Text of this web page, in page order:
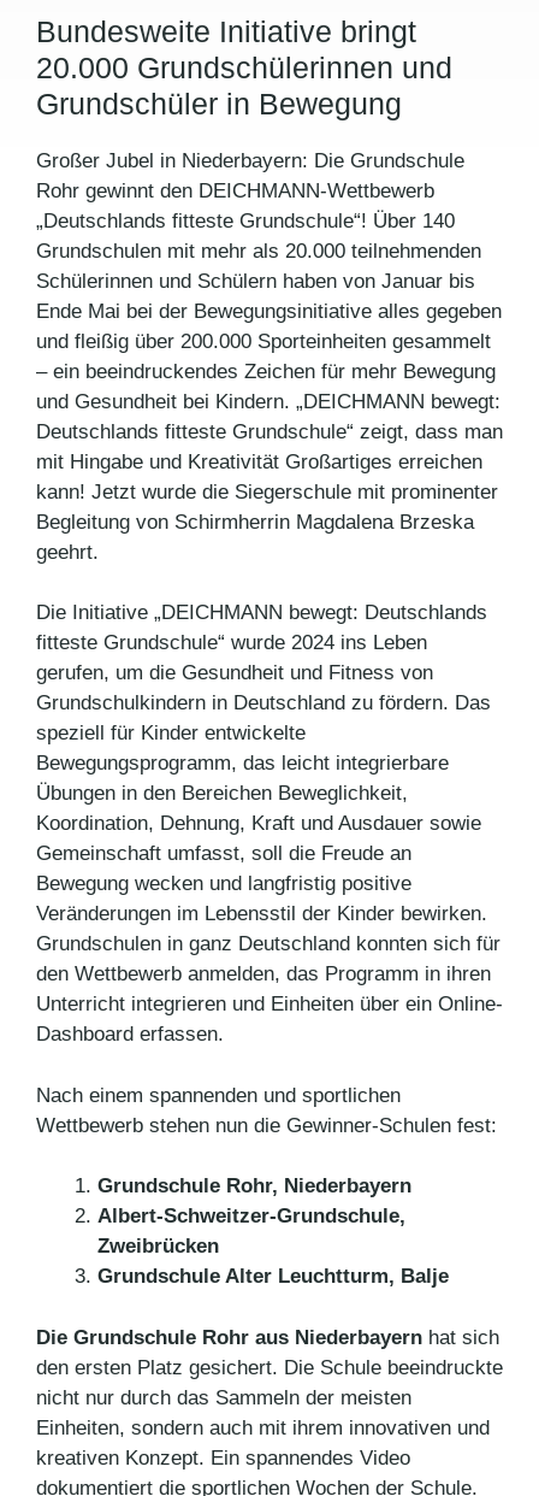
Bundesweite Initiative bringt
20.000 Grundschülerinnen und
Grundschüler in Bewegung
Großer Jubel in Niederbayern: Die Grundschule
Rohr gewinnt den DEICHMANN-Wettbewerb
„Deutschlands fitteste Grundschule“! Über 140
Grundschulen mit mehr als 20.000 teilnehmenden
Schülerinnen und Schülern haben von Januar bis
Ende Mai bei der Bewegungsinitiative alles gegeben
und fleißig über 200.000 Sporteinheiten gesammelt
– ein beeindruckendes Zeichen für mehr Bewegung
und Gesundheit bei Kindern. „DEICHMANN bewegt:
Deutschlands fitteste Grundschule“ zeigt, dass man
mit Hingabe und Kreativität Großartiges erreichen
kann! Jetzt wurde die Siegerschule mit prominenter
Begleitung von Schirmherrin Magdalena Brzeska
geehrt.
Die Initiative „DEICHMANN bewegt: Deutschlands
fitteste Grundschule“ wurde 2024 ins Leben
gerufen, um die Gesundheit und Fitness von
Grundschulkindern in Deutschland zu fördern. Das
speziell für Kinder entwickelte
Bewegungsprogramm, das leicht integrierbare
Übungen in den Bereichen Beweglichkeit,
Koordination, Dehnung, Kraft und Ausdauer sowie
Gemeinschaft umfasst, soll die Freude an
Bewegung wecken und langfristig positive
Veränderungen im Lebensstil der Kinder bewirken.
Grundschulen in ganz Deutschland konnten sich für
den Wettbewerb anmelden, das Programm in ihren
Unterricht integrieren und Einheiten über ein Online-
Dashboard erfassen.
Nach einem spannenden und sportlichen
Wettbewerb stehen nun die Gewinner-Schulen fest:
Grundschule Rohr, Niederbayern
Albert-Schweitzer-Grundschule,
Zweibrücken
Grundschule Alter Leuchtturm, Balje
Die Grundschule Rohr aus Niederbayern hat sich
den ersten Platz gesichert. Die Schule beeindruckte
nicht nur durch das Sammeln der meisten
Einheiten, sondern auch mit ihrem innovativen und
kreativen Konzept. Ein spannendes Video
dokumentiert die sportlichen Wochen der Schule.